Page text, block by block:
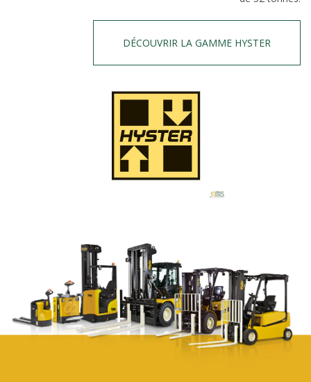
DÉCOUVRIR LA GAMME HYSTER